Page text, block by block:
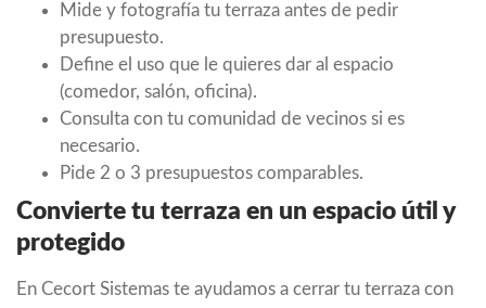
Mide y fotografía tu terraza antes de pedir
presupuesto.
Define el uso que le quieres dar al espacio
(comedor, salón, oficina).
Consulta con tu comunidad de vecinos si es
necesario.
Pide 2 o 3 presupuestos comparables.
Convierte tu terraza en un espacio útil y
protegido
En Cecort Sistemas te ayudamos a cerrar tu terraza con